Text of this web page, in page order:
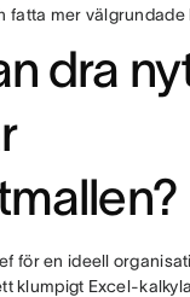
fatta mer välgrundade
dra
för en ideell
klumpigt Excel-